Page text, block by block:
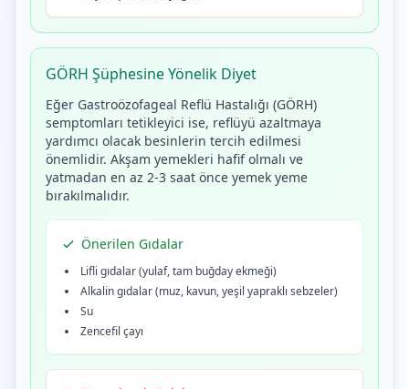
GÖRH Şüphesine Yönelik Diyet
Eğer Gastroözofageal Reflü Hastalığı (GÖRH)
semptomları tetikleyici ise, reflüyü azaltmaya
yardımcı olacak besinlerin tercih edilmesi
önemlidir. Akşam yemekleri hafif olmalı ve
yatmadan en az 2-3 saat önce yemek yeme
bırakılmalıdır.
Önerilen Gıdalar
Lifli gıdalar (yulaf, tam buğday ekmeği)
Alkalin gıdalar (muz, kavun, yeşil yapraklı sebzeler)
Su
Zencefil çayı